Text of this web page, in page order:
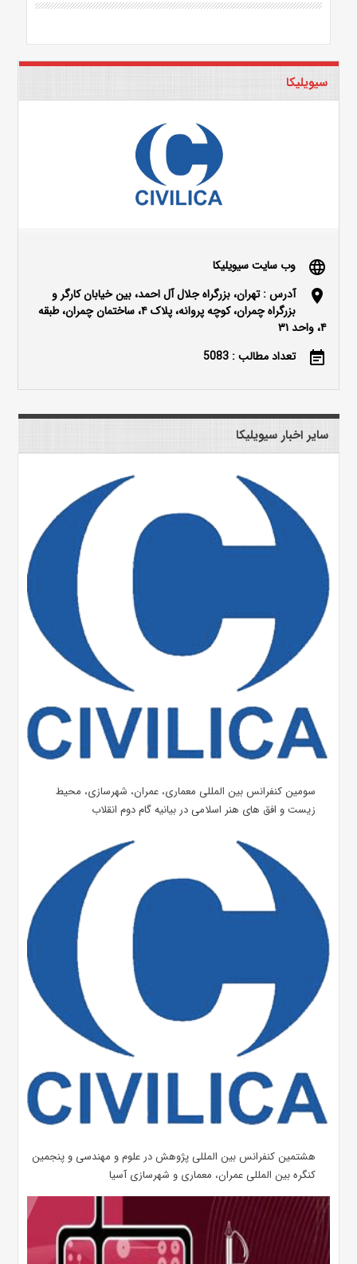
سیویلیکا
language وب سایت سیویلیکا
location_on
آدرس : تهران، بزرگراه جلال آل احمد، بین خیابان کارگر و
بزرگراه چمران، کوچه پروانه، پلاک ۴، ساختمان چمران، طبقه
۴، واحد ۳۱
event_note تعداد مطالب : 5083
سایر اخبار سیویلیکا
سومین کنفرانس بین المللی معماری، عمران، شهرسازی، محیط
زیست و افق های هنر اسلامی در بیانیه گام دوم انقلاب
هشتمین کنفرانس بین المللی پژوهش در علوم و مهندسی و پنجمین
کنگره بین المللی عمران، معماری و شهرسازی آسیا